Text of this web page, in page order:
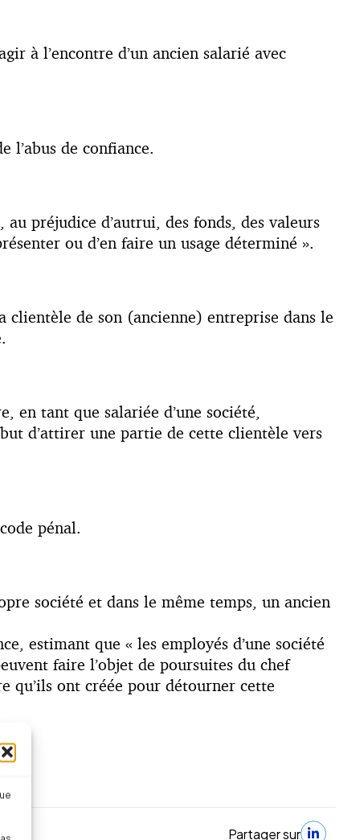
à l’encontre d’un ancien salarié avec
l’abus de confiance.
préjudice d’autrui, des fonds, des valeurs
ou d’en faire un usage déterminé ».
de son (ancienne) entreprise dans le
en tant que salariée d’une société,
d’attirer une partie de cette clientèle vers
pénal.
société et dans le même temps, un ancien
estimant que « les employés d’une société
faire l’objet de poursuites du chef
qu’ils ont créée pour détourner cette
Partager sur